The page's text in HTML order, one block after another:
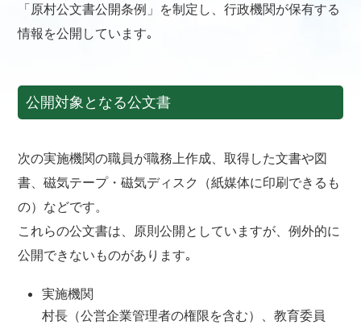
「原村公文書公開条例」を制定し、行政機関が保有する
情報を公開しています｡
公開対象となる公文書
次の実施機関の職員が職務上作成、取得した文書や図
書、磁気テープ・磁気ディスク（紙媒体に印刷できるも
の）などです。
これらの公文書は、原則公開としていますが、例外的に
公開できないものがあります｡
実施機関
村長（公営企業管理者の権限を含む）、教育委員